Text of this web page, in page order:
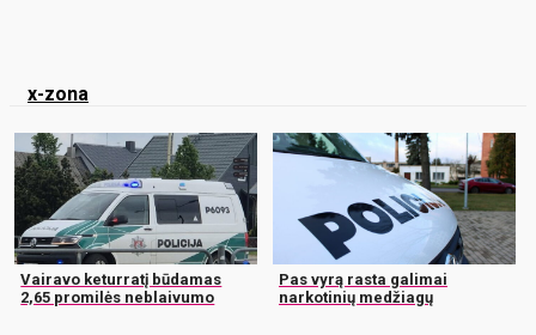
x-zona
Vairavo keturratį būdamas
2,65 promilės neblaivumo
Pas vyrą rasta galimai
narkotinių medžiagų